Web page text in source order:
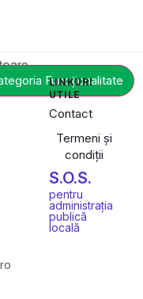
Funcționalitate
LINKURI
UTILE
Contact
Termeni și
condiții
S.O.S.
pentru
administrația
publică
locală